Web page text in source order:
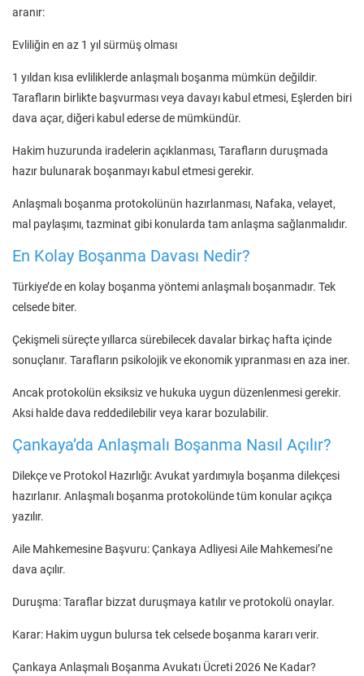
aranır:
Evliliğin en az 1 yıl sürmüş olması
1 yıldan kısa evliliklerde anlaşmalı boşanma mümkün değildir.
Tarafların birlikte başvurması veya davayı kabul etmesi, Eşlerden biri
dava açar, diğeri kabul ederse de mümkündür.
Hakim huzurunda iradelerin açıklanması, Tarafların duruşmada
hazır bulunarak boşanmayı kabul etmesi gerekir.
Anlaşmalı boşanma protokolünün hazırlanması, Nafaka, velayet,
mal paylaşımı, tazminat gibi konularda tam anlaşma sağlanmalıdır.
En Kolay Boşanma Davası Nedir?
Türkiye’de en kolay boşanma yöntemi anlaşmalı boşanmadır. Tek
celsede biter.
Çekişmeli süreçte yıllarca sürebilecek davalar birkaç hafta içinde
sonuçlanır. Tarafların psikolojik ve ekonomik yıpranması en aza iner.
Ancak protokolün eksiksiz ve hukuka uygun düzenlenmesi gerekir.
Aksi halde dava reddedilebilir veya karar bozulabilir.
Çankaya’da Anlaşmalı Boşanma Nasıl Açılır?
Dilekçe ve Protokol Hazırlığı: Avukat yardımıyla boşanma dilekçesi
hazırlanır. Anlaşmalı boşanma protokolünde tüm konular açıkça
yazılır.
Aile Mahkemesine Başvuru: Çankaya Adliyesi Aile Mahkemesi’ne
dava açılır.
Duruşma: Taraflar bizzat duruşmaya katılır ve protokolü onaylar.
Karar: Hakim uygun bulursa tek celsede boşanma kararı verir.
Çankaya Anlaşmalı Boşanma Avukatı Ücreti 2026 Ne Kadar?